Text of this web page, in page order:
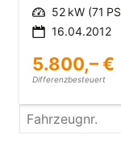
52 kW (71
16.04.2012
5.800,– €
Differenzbesteuert
Fahrzeugnr.